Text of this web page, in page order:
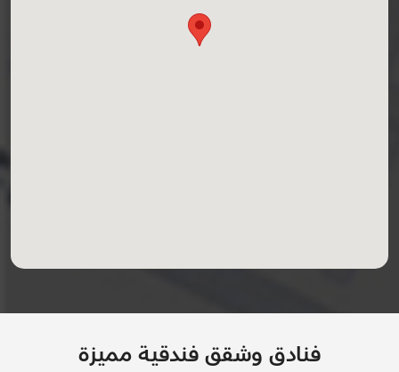
فنادق وشقق فندقية مميزة